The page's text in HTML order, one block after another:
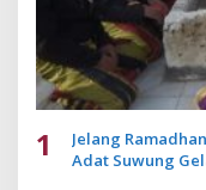
1
Jelang
Adat Suwung